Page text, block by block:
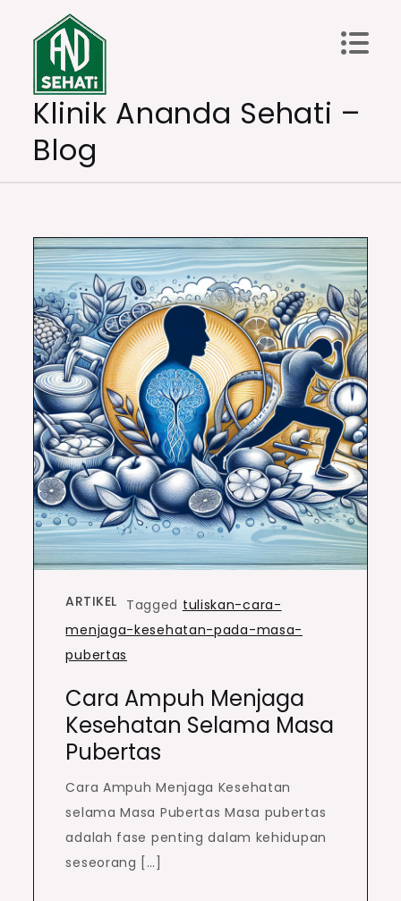
content
Klinik Ananda Sehati –
Blog
ARTIKEL Tagged tuliskan-cara-
menjaga-kesehatan-pada-masa-
pubertas
Cara Ampuh Menjaga
Kesehatan Selama Masa
Pubertas
Cara Ampuh Menjaga Kesehatan
selama Masa Pubertas Masa pubertas
adalah fase penting dalam kehidupan
seseorang […]